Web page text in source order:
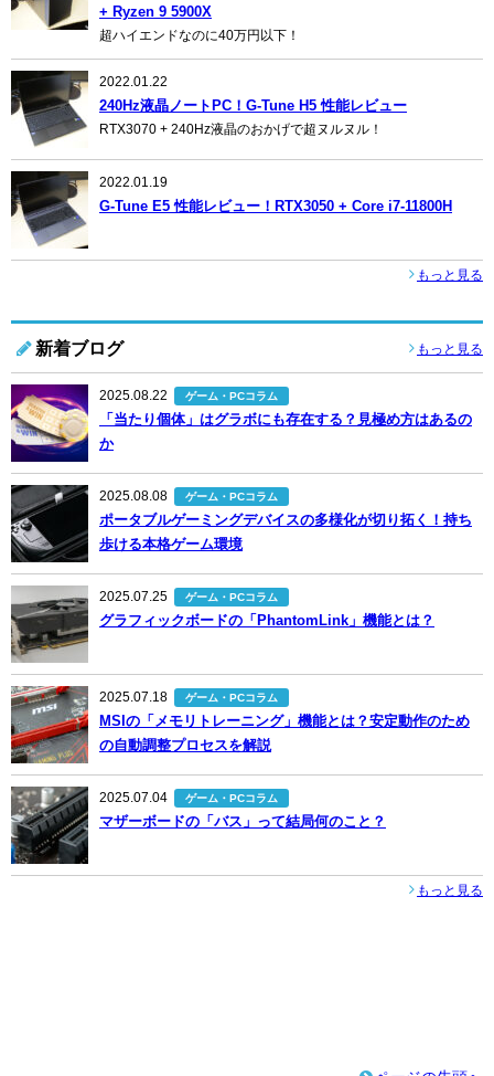
+ Ryzen 9 5900X
超ハイエンドなのに40万円以下！
2022.01.22
240Hz液晶ノートPC！G-Tune H5 性能レビュー
RTX3070 + 240Hz液晶のおかげで超ヌルヌル！
2022.01.19
G-Tune E5 性能レビュー！RTX3050 + Core i7-11800H
もっと見る
新着ブログ もっと見る
2025.08.22 ゲーム・PCコラム
「当たり個体」はグラボにも存在する？見極め方はあるの
か
2025.08.08 ゲーム・PCコラム
ポータブルゲーミングデバイスの多様化が切り拓く！持ち
歩ける本格ゲーム環境
2025.07.25 ゲーム・PCコラム
グラフィックボードの「PhantomLink」機能とは？
2025.07.18 ゲーム・PCコラム
MSIの「メモリトレーニング」機能とは？安定動作のため
の自動調整プロセスを解説
2025.07.04 ゲーム・PCコラム
マザーボードの「バス」って結局何のこと？
もっと見る